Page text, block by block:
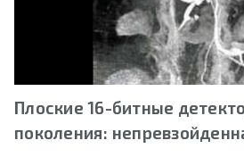
Плоские 16-битные
поколения: